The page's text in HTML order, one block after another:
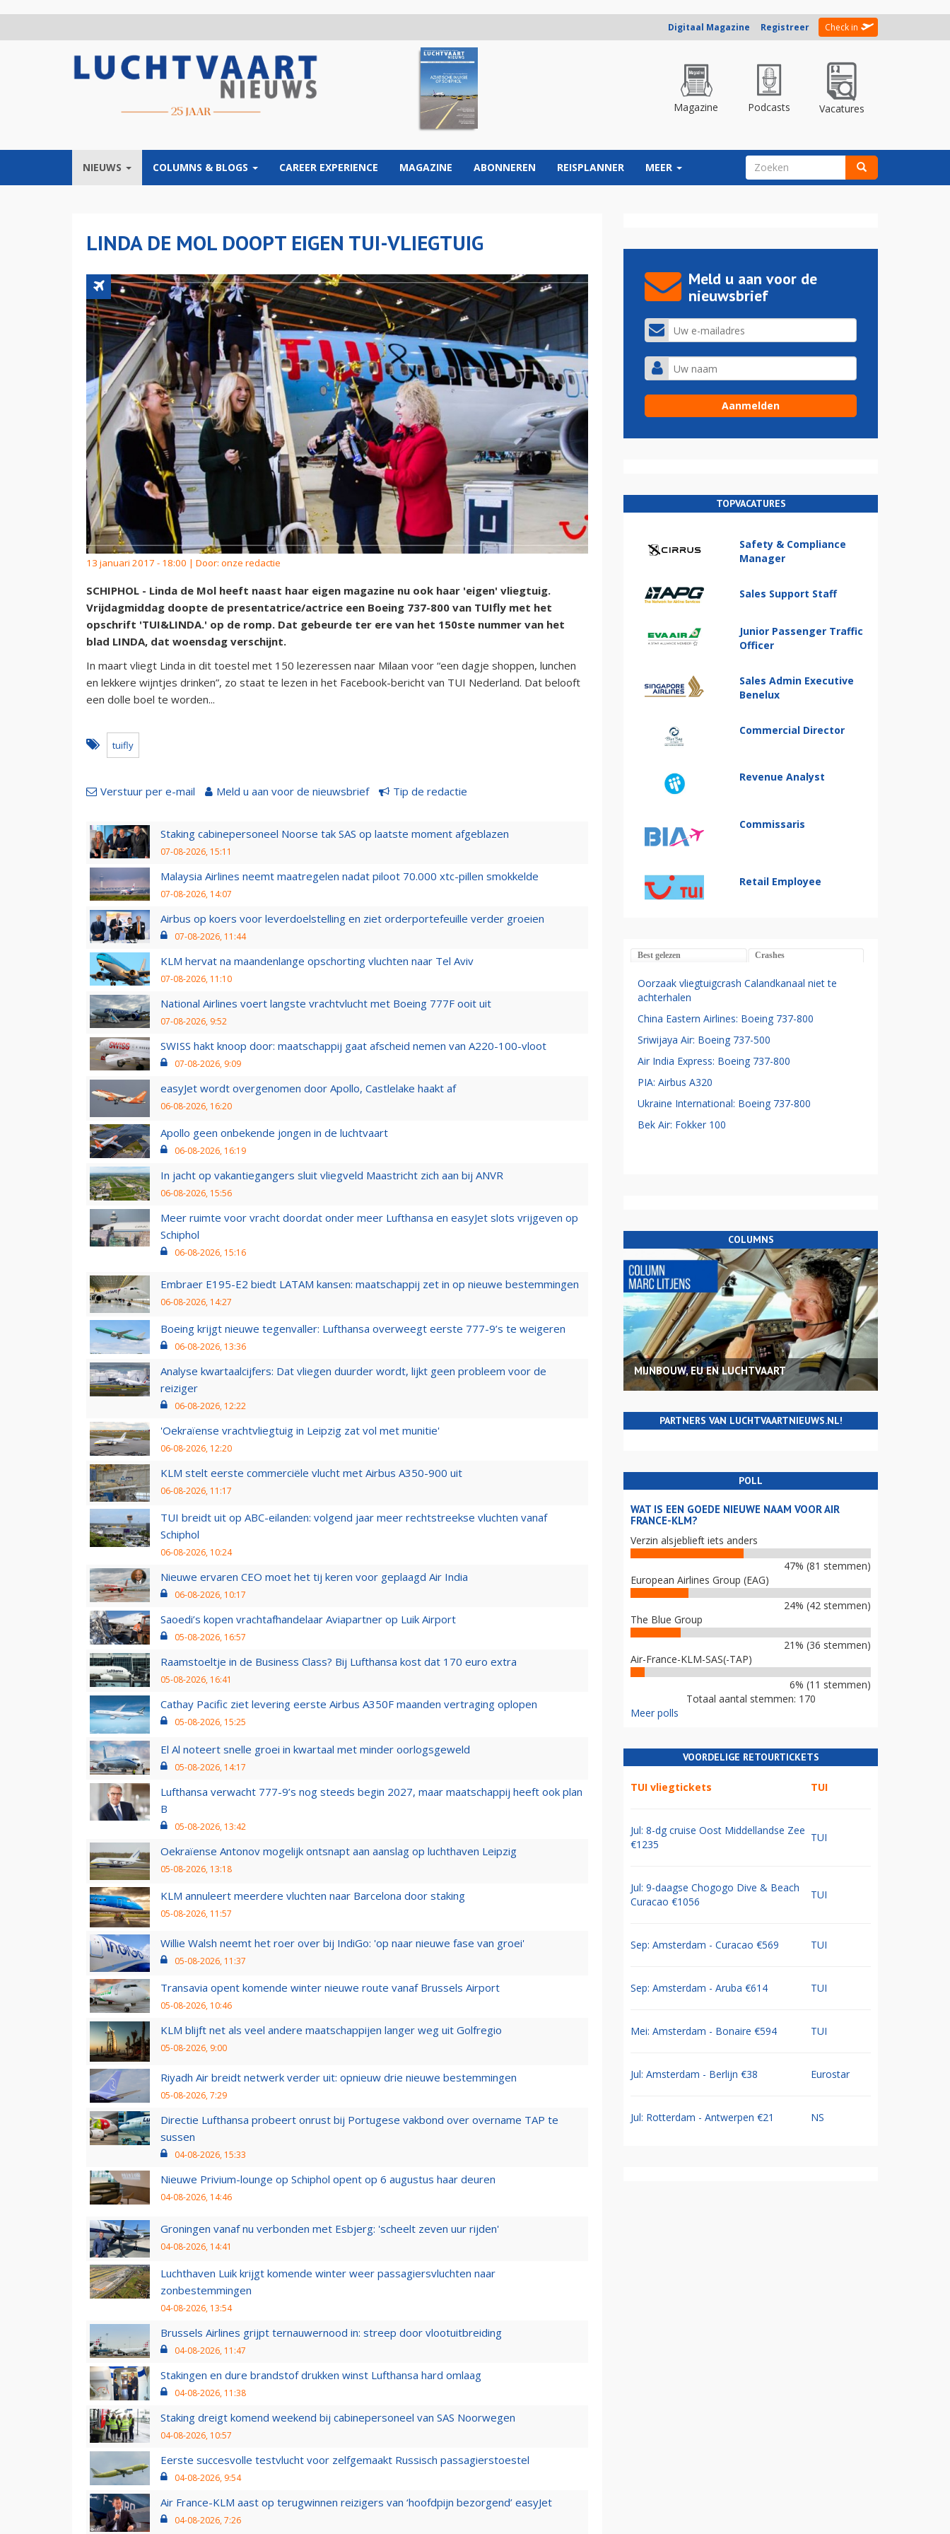
Digitaal Magazine Registreer Check in
Magazine Podcasts Vacatures
NIEUWS COLUMNS & BLOGS CAREER EXPERIENCE MAGAZINE ABONNEREN REISPLANNER MEER ZOEKVELD
LINDA DE MOL DOOPT EIGEN TUI-VLIEGTUIG
13 januari 2017 - 18:00 | Door: onze redactie
SCHIPHOL - Linda de Mol heeft naast haar eigen magazine nu ook haar 'eigen' vliegtuig.
Vrijdagmiddag doopte de presentatrice/actrice een Boeing 737-800 van TUIfly met het
opschrift 'TUI&LINDA.' op de romp. Dat gebeurde ter ere van het 150ste nummer van het
blad LINDA, dat woensdag verschijnt.
In maart vliegt Linda in dit toestel met 150 lezeressen naar Milaan voor “een dagje shoppen, lunchen
en lekkere wijntjes drinken”, zo staat te lezen in het Facebook-bericht van TUI Nederland. Dat belooft
een dolle boel te worden...
tuifly
Verstuur per e-mail Meld u aan voor de nieuwsbrief Tip de redactie
Staking cabinepersoneel Noorse tak SAS op laatste moment afgeblazen
07-08-2026, 15:11
Malaysia Airlines neemt maatregelen nadat piloot 70.000 xtc-pillen smokkelde
07-08-2026, 14:07
Airbus op koers voor leverdoelstelling en ziet orderportefeuille verder groeien
07-08-2026, 11:44
KLM hervat na maandenlange opschorting vluchten naar Tel Aviv
07-08-2026, 11:10
National Airlines voert langste vrachtvlucht met Boeing 777F ooit uit
07-08-2026, 9:52
SWISS hakt knoop door: maatschappij gaat afscheid nemen van A220-100-vloot
07-08-2026, 9:09
easyJet wordt overgenomen door Apollo, Castlelake haakt af
06-08-2026, 16:20
Apollo geen onbekende jongen in de luchtvaart
06-08-2026, 16:19
In jacht op vakantiegangers sluit vliegveld Maastricht zich aan bij ANVR
06-08-2026, 15:56
Meer ruimte voor vracht doordat onder meer Lufthansa en easyJet slots vrijgeven op
Schiphol
06-08-2026, 15:16
Embraer E195-E2 biedt LATAM kansen: maatschappij zet in op nieuwe bestemmingen
06-08-2026, 14:27
Boeing krijgt nieuwe tegenvaller: Lufthansa overweegt eerste 777-9’s te weigeren
06-08-2026, 13:36
Analyse kwartaalcijfers: Dat vliegen duurder wordt, lijkt geen probleem voor de
reiziger
06-08-2026, 12:22
'Oekraïense vrachtvliegtuig in Leipzig zat vol met munitie'
06-08-2026, 12:20
KLM stelt eerste commerciële vlucht met Airbus A350-900 uit
06-08-2026, 11:17
TUI breidt uit op ABC-eilanden: volgend jaar meer rechtstreekse vluchten vanaf
Schiphol
06-08-2026, 10:24
Nieuwe ervaren CEO moet het tij keren voor geplaagd Air India
06-08-2026, 10:17
Saoedi’s kopen vrachtafhandelaar Aviapartner op Luik Airport
05-08-2026, 16:57
Raamstoeltje in de Business Class? Bij Lufthansa kost dat 170 euro extra
05-08-2026, 16:41
Cathay Pacific ziet levering eerste Airbus A350F maanden vertraging oplopen
05-08-2026, 15:25
El Al noteert snelle groei in kwartaal met minder oorlogsgeweld
05-08-2026, 14:17
Lufthansa verwacht 777-9’s nog steeds begin 2027, maar maatschappij heeft ook plan
B
05-08-2026, 13:42
Oekraïense Antonov mogelijk ontsnapt aan aanslag op luchthaven Leipzig
05-08-2026, 13:18
KLM annuleert meerdere vluchten naar Barcelona door staking
05-08-2026, 11:57
Willie Walsh neemt het roer over bij IndiGo: 'op naar nieuwe fase van groei'
05-08-2026, 11:37
Transavia opent komende winter nieuwe route vanaf Brussels Airport
05-08-2026, 10:46
KLM blijft net als veel andere maatschappijen langer weg uit Golfregio
05-08-2026, 9:00
Riyadh Air breidt netwerk verder uit: opnieuw drie nieuwe bestemmingen
05-08-2026, 7:29
Directie Lufthansa probeert onrust bij Portugese vakbond over overname TAP te
sussen
04-08-2026, 15:33
Nieuwe Privium-lounge op Schiphol opent op 6 augustus haar deuren
04-08-2026, 14:46
Groningen vanaf nu verbonden met Esbjerg: 'scheelt zeven uur rijden'
04-08-2026, 14:41
Luchthaven Luik krijgt komende winter weer passagiersvluchten naar
zonbestemmingen
04-08-2026, 13:54
Brussels Airlines grijpt ternauwernood in: streep door vlootuitbreiding
04-08-2026, 11:47
Stakingen en dure brandstof drukken winst Lufthansa hard omlaag
04-08-2026, 11:38
Staking dreigt komend weekend bij cabinepersoneel van SAS Noorwegen
04-08-2026, 10:57
Eerste succesvolle testvlucht voor zelfgemaakt Russisch passagierstoestel
04-08-2026, 9:54
Air France-KLM aast op terugwinnen reizigers van ‘hoofdpijn bezorgend’ easyJet
04-08-2026, 7:26
Meld u aan voor de
nieuwsbrief
TOPVACATURES
Safety & Compliance
Manager
Sales Support Staff
Junior Passenger Traffic
Officer
Sales Admin Executive
Benelux
Commercial Director
Revenue Analyst
Commissaris
Retail Employee
Best gelezen Crashes
Oorzaak vliegtuigcrash Calandkanaal niet te
achterhalen
China Eastern Airlines: Boeing 737-800
Sriwijaya Air: Boeing 737-500
Air India Express: Boeing 737-800
PIA: Airbus A320
Ukraine International: Boeing 737-800
Bek Air: Fokker 100
COLUMNS
MIJNBOUW, EU EN LUCHTVAART
PARTNERS VAN LUCHTVAARTNIEUWS.NL!
POLL
WAT IS EEN GOEDE NIEUWE NAAM VOOR AIR
FRANCE-KLM?
Verzin alsjeblieft iets anders
47% (81 stemmen)
European Airlines Group (EAG)
24% (42 stemmen)
The Blue Group
21% (36 stemmen)
Air-France-KLM-SAS(-TAP)
6% (11 stemmen)
Totaal aantal stemmen: 170
Meer polls
VOORDELIGE RETOURTICKETS
TUI vliegtickets TUI
Jul: 8-dg cruise Oost Middellandse Zee
€1235
TUI
Jul: 9-daagse Chogogo Dive & Beach
Curacao €1056
TUI
Sep: Amsterdam - Curacao €569 TUI
Sep: Amsterdam - Aruba €614 TUI
Mei: Amsterdam - Bonaire €594 TUI
Jul: Amsterdam - Berlijn €38 Eurostar
Jul: Rotterdam - Antwerpen €21 NS